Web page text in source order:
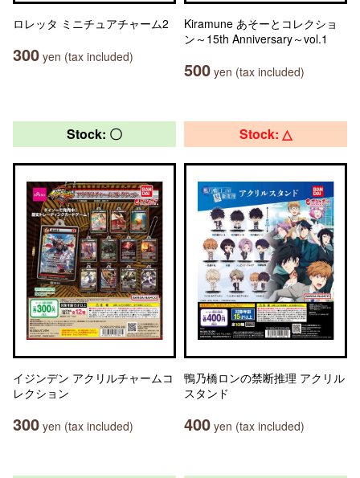
ロレッタ ミニチュアチャーム2
300 yen (tax included)
Kiramune あそーとコレクショ
ン～15th Anniversary～vol.1
500 yen (tax included)
Stock: 〇
イジンデン アクリルチャームコ
レクション
300 yen (tax included)
Stock: △
鴨乃橋ロンの禁断推理 アクリル
スタンド
400 yen (tax included)